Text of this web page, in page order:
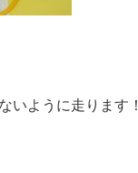
いように走ります！